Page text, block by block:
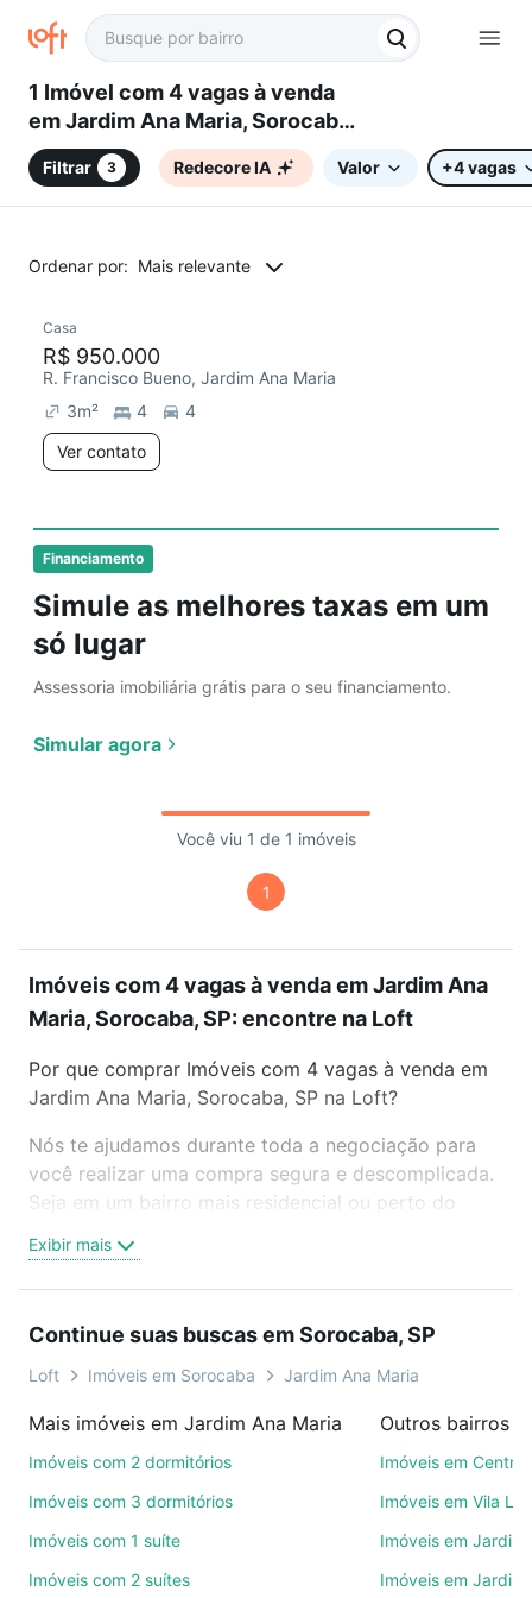
1 Imóvel com 4 vagas à venda
em Jardim Ana Maria, Sorocaba,
SP
Filtrar 3 Redecore IA Valor +4 vagas
Ordenar por: Mais relevante
Financiamento
Simule as melhores taxas em um
só lugar
Assessoria imobiliária grátis para o seu financiamento.
Simular agora
Casa
R$ 950.000
R. Francisco Bueno, Jardim Ana Maria
3m² 4
4
Ver contato
Você viu 1 de 1 imóveis
1
Imóveis com 4 vagas à venda em Jardim Ana
Maria, Sorocaba, SP: encontre na Loft
Por que comprar Imóveis com 4 vagas à venda em
Jardim Ana Maria, Sorocaba, SP na Loft?
Nós te ajudamos durante toda a negociação para
você realizar uma compra segura e descomplicada.
Seja em um bairro mais residencial ou perto do
oferta ideal de Imóveis com 4 vagas à venda em
Jardim Ana Maria, Sorocaba, SP para conquistar seu
videochamada, é grátis, sem compromisso e você
ainda conta com mais de 46 mil corretores e
de imóveis.
ruas, bairros e até condomínios favoritos. Você
também pode usar os filtros como quantidade de
Exibir mais
Continue suas buscas em Sorocaba, SP
Loft Imóveis em Sorocaba Jardim Ana Maria
Mais imóveis em Jardim Ana Maria
Imóveis com 2 dormitórios
Imóveis com 3 dormitórios
Imóveis com 1 suíte
Imóveis com 2 suítes
Outros bairros
Imóveis em Centro
Imóveis em Vila
Imóveis em Jardim
Imóveis em Jardim